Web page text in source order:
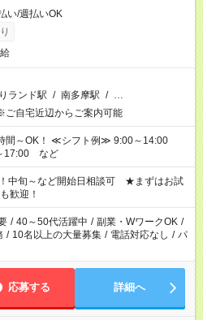
/週払いOK
ランド駅 / 南多摩駅 / …
自宅近辺からご案内可能
例≫ 9:00～14:00
17:00 など
！中旬～など開始日相談可 ★まずはお試
歓迎！
/ 40～50代活躍中 / 副業・WワークOK /
/ 10名以上の大量募集 / 電話対応なし / パ
応募する 詳細へ